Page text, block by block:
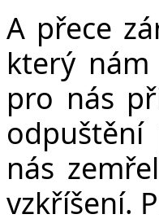
A přece
který
pro nás
odpuštění
nás
vzkříšení.